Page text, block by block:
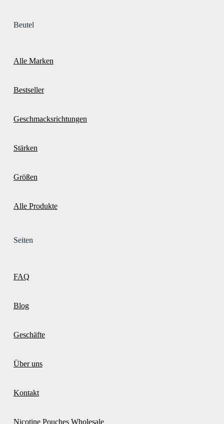
Beutel
Alle Marken
Bestseller
Geschmacksrichtungen
Stärken
Größen
Alle Produkte
Seiten
FAQ
Blog
Geschäfte
Über uns
Kontakt
Nicotine Pouches Wholesale